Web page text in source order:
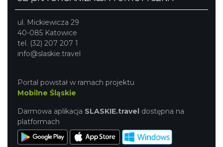
Cieszyn
0.10 km
Cieszyn
0.10 km
ul. Mickiewicza 29
40-085 Katowice
tel. (32) 207 207 1
info@slaskie.travel
Portal powstał w ramach projektu
Mobilne Śląskie
Darmowa aplikacja SLASKIE.travel dostępna na
platformach